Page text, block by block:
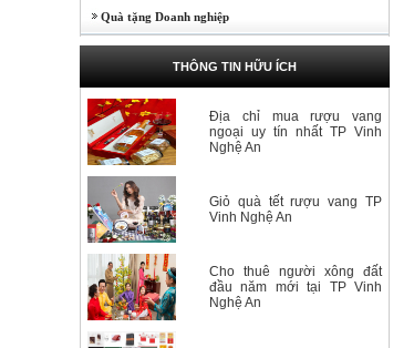
Quà tặng Doanh nghiệp
THÔNG TIN HỮU ÍCH
Địa chỉ mua rượu vang
ngoại uy tín nhất TP Vinh
Nghệ An
Giỏ quà tết rượu vang TP
Vinh Nghệ An
Cho thuê người xông đất
đầu năm mới tại TP Vinh
Nghệ An